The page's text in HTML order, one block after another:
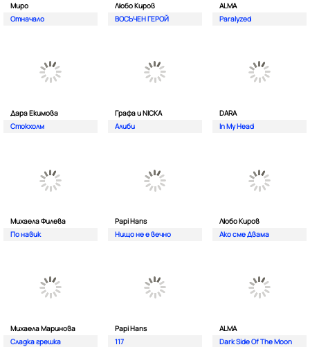
Миро
Отначало
Любо Киров
ВОСЪЧЕН ГЕРОЙ
ALMA
Paralyzed
Дара Екимова
Стокхолм
Графа и NICKA
Алиби
DARA
In My Head
Михаела Филева
По навик
Papi Hans
Нищо не е вечно
Любо Киров
Ако сме Двама
Михаела Маринова
Сладка грешка
Papi Hans
117
ALMA
Dark Side Of The Moon